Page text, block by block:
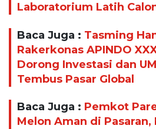
Laboratorium Latih
Baca Juga : Tasming
Rakerkonas APINDO
Dorong Investasi dan
Tembus Pasar Global
Baca Juga : Pemkot
Melon Aman di